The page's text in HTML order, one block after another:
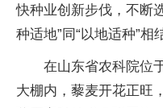
快种业创新步伐，不断
种适地”同“以地适种”相
在山东省农科院位
大棚内，藜麦开花正旺